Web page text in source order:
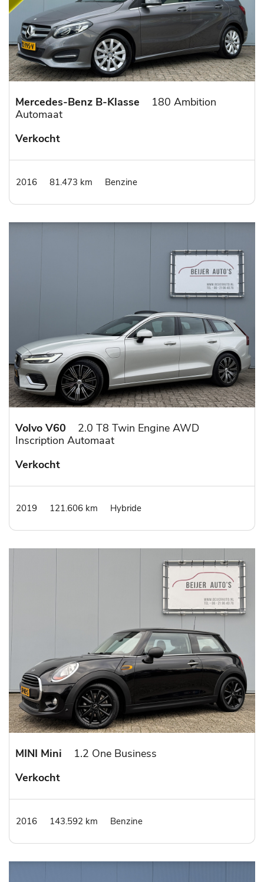
Mercedes-Benz B-Klasse
180 Ambition
Automaat
Verkocht
2016 81.473 km Benzine
Volvo V60
2.0 T8 Twin Engine AWD
Inscription Automaat
Verkocht
2019 121.606 km Hybride
MINI Mini
1.2 One Business
Verkocht
2016 143.592 km Benzine